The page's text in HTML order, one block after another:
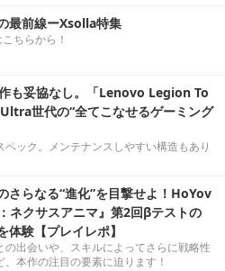
最前線ーXsolla特集
ちらから！
も妥協なし。「Lenovo Legion To
世代の“全てこなせるゲーミング
ック。メンテナンスしやすい構造もあり
さらなる“進化”を目撃せよ！HoYov
ネクサスアニマ』第2回βテストの
体験【プレイレポ】
の出会いや、スキルによってさらに戦略性
本作の注目の要素に迫ります！